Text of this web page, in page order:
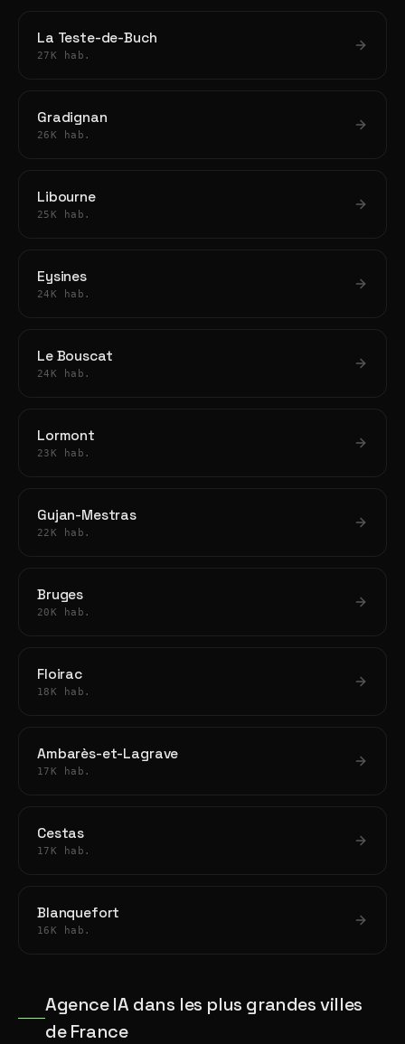
La Teste-de-Buch
27K hab.
Gradignan
26K hab.
Libourne
25K hab.
Eysines
24K hab.
Le Bouscat
24K hab.
Lormont
23K hab.
Gujan-Mestras
22K hab.
Bruges
20K hab.
Floirac
18K hab.
Ambarès-et-Lagrave
17K hab.
Cestas
17K hab.
Blanquefort
16K hab.
Agence IA dans les plus grandes villes
de France